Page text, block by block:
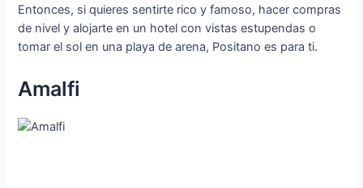
Entonces, si quieres sentirte rico y famoso, hacer compras
de nivel y alojarte en un hotel con vistas estupendas o
tomar el sol en una playa de arena, Positano es para ti.
Amalfi